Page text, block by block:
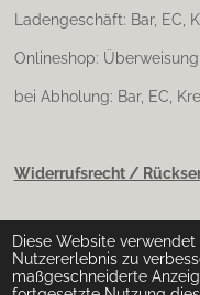
Diese Website verwendet
Nutzererlebnis zu
maßgeschneiderte
Ladengeschäft: Bar, EC,
Onlineshop:
bei Abholung: Bar, EC,
Widerrufsrecht /
Impressum &